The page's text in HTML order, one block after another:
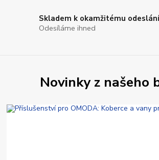
Skladem k okamžitému
Odesíláme ihned
Novinky z našeho